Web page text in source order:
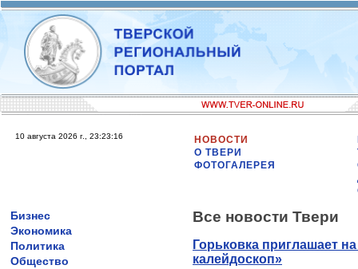
10 августа 2026 г., 23:23:16
НОВОСТИ
О ТВЕРИ
ФОТОГАЛЕРЕЯ
Бизнес
Экономика
Политика
Общество
Все новости Твери
Горьковка приглашает
калейдоскоп»